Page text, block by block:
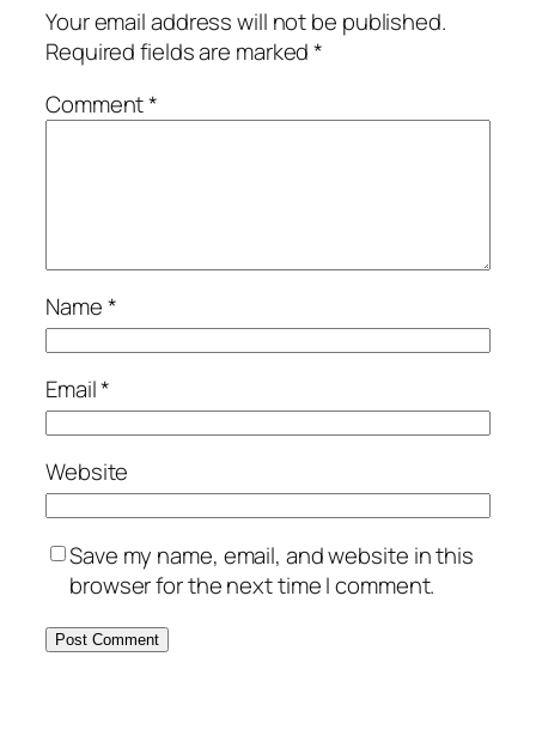
Your email address will not be published.
Required fields are marked*
Comment*
Name*
Email*
Website
Save my name, email, and website in this
browser for the next time I comment.